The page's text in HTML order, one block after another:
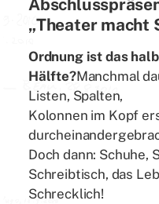
„Theater macht
Ordnung ist das
Hälfte?Manchmal
Listen, Spalten,
Kolonnen im Kopf
Doch dann: Schuhe,
Schreibtisch, das
Schrecklich!